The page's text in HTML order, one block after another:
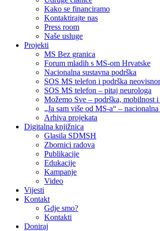
Kako se financiramo
Kontaktirajte nas
Press room
Naše usluge
Projekti
MS Bez granica
Forum mladih s MS-om Hrvatske
Nacionalna sustavna podrška
SOS MS telefon i podrška
SOS MS telefon – pitaj neurologa
Možemo Sve – podrška, mobilnost
„Ja sam više od MS-a“ –
Arhiva projekata
Digitalna knjižnica
Glasila SDMSH
Zbornici radova
Publikacije
Edukacije
Kampanje
Video
Vijesti
Kontakt
Gdje smo?
Kontakti
Doniraj